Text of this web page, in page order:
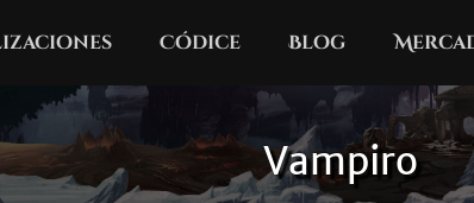
Códice Blog
Vampiro